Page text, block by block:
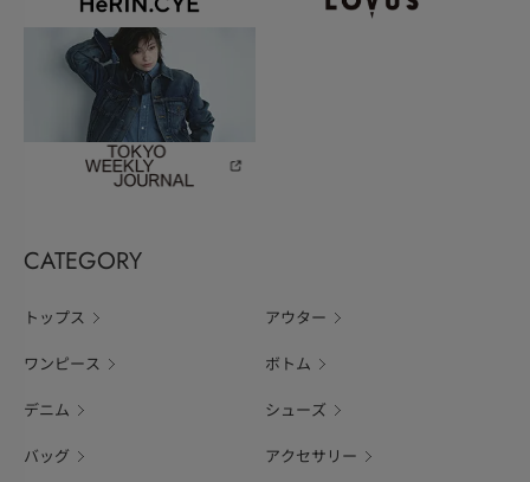
CATEGORY
トップス アウター
ワンピース ボトム
デニム シューズ
バッグ アクセサリー